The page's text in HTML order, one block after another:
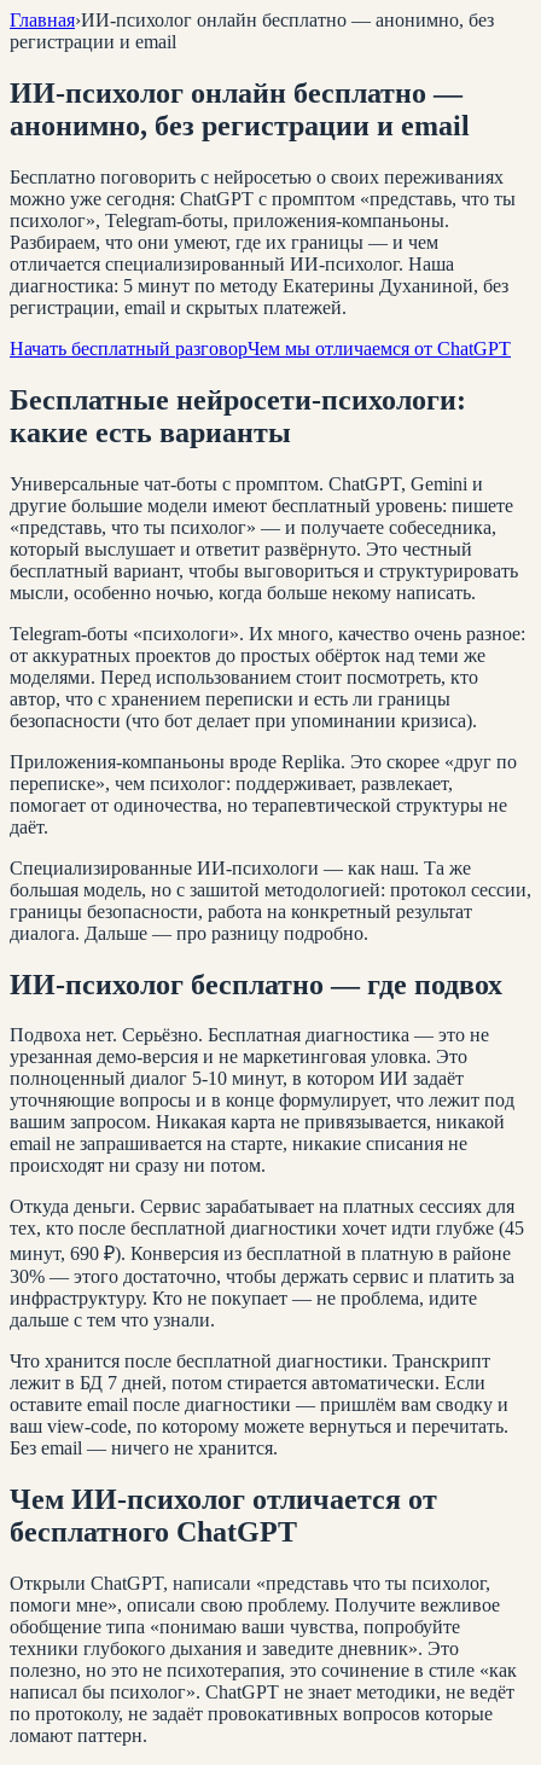
Главная›ИИ-психолог онлайн бесплатно — анонимно, без
регистрации и email
ИИ-психолог онлайн бесплатно —
анонимно, без регистрации и email
Бесплатно поговорить с нейросетью о своих переживаниях
можно уже сегодня: ChatGPT с промптом «представь, что ты
психолог», Telegram-боты, приложения-компаньоны.
Разбираем, что они умеют, где их границы — и чем
отличается специализированный ИИ-психолог. Наша
диагностика: 5 минут по методу Екатерины Духаниной, без
регистрации, email и скрытых платежей.
Начать бесплатный разговорЧем мы отличаемся от ChatGPT
Бесплатные нейросети-психологи:
какие есть варианты
Универсальные чат-боты с промптом. ChatGPT, Gemini и
другие большие модели имеют бесплатный уровень: пишете
«представь, что ты психолог» — и получаете собеседника,
который выслушает и ответит развёрнуто. Это честный
бесплатный вариант, чтобы выговориться и структурировать
мысли, особенно ночью, когда больше некому написать.
Telegram-боты «психологи». Их много, качество очень разное:
от аккуратных проектов до простых обёрток над теми же
моделями. Перед использованием стоит посмотреть, кто
автор, что с хранением переписки и есть ли границы
безопасности (что бот делает при упоминании кризиса).
Приложения-компаньоны вроде Replika. Это скорее «друг по
переписке», чем психолог: поддерживает, развлекает,
помогает от одиночества, но терапевтической структуры не
даёт.
Специализированные ИИ-психологи — как наш. Та же
большая модель, но с зашитой методологией: протокол сессии,
границы безопасности, работа на конкретный результат
диалога. Дальше — про разницу подробно.
ИИ-психолог бесплатно — где подвох
Подвоха нет. Серьёзно. Бесплатная диагностика — это не
урезанная демо-версия и не маркетинговая уловка. Это
полноценный диалог 5-10 минут, в котором ИИ задаёт
уточняющие вопросы и в конце формулирует, что лежит под
вашим запросом. Никакая карта не привязывается, никакой
email не запрашивается на старте, никакие списания не
происходят ни сразу ни потом.
Откуда деньги. Сервис зарабатывает на платных сессиях для
тех, кто после бесплатной диагностики хочет идти глубже (45
минут, 690 ₽). Конверсия из бесплатной в платную в районе
30% — этого достаточно, чтобы держать сервис и платить за
инфраструктуру. Кто не покупает — не проблема, идите
дальше с тем что узнали.
Что хранится после бесплатной диагностики. Транскрипт
лежит в БД 7 дней, потом стирается автоматически. Если
оставите email после диагностики — пришлём вам сводку и
ваш view-code, по которому можете вернуться и перечитать.
Без email — ничего не хранится.
Чем ИИ-психолог отличается от
бесплатного ChatGPT
Открыли ChatGPT, написали «представь что ты психолог,
помоги мне», описали свою проблему. Получите вежливое
обобщение типа «понимаю ваши чувства, попробуйте
техники глубокого дыхания и заведите дневник». Это
полезно, но это не психотерапия, это сочинение в стиле «как
написал бы психолог». ChatGPT не знает методики, не ведёт
по протоколу, не задаёт провокативных вопросов которые
ломают паттерн.